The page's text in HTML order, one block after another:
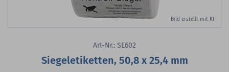
Bild erstellt mit KI
Art-Nr.: SE602
Siegeletiketten, 50,8 x 25,4 mm